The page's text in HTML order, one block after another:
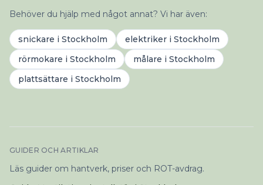
Behöver du hjälp med något annat? Vi har även:
snickare i Stockholm elektriker i Stockholm
rörmokare i Stockholm målare i Stockholm
plattsättare i Stockholm
GUIDER OCH ARTIKLAR
Läs guider om hantverk, priser och ROT-avdrag.